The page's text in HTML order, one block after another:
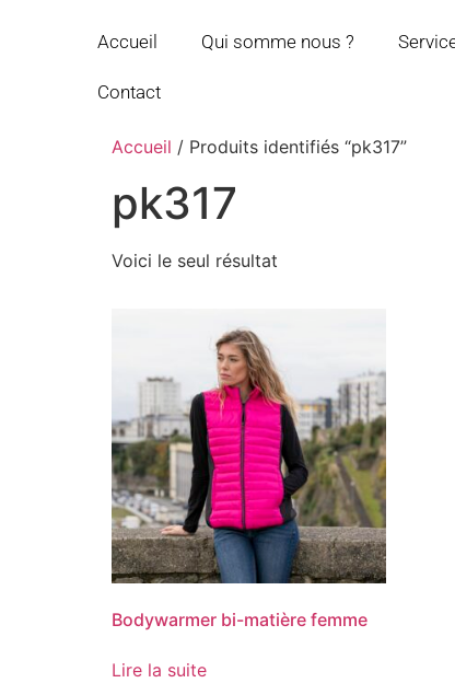
Accueil Qui somme nous ?
Contact
Accueil / Produits identifiés “pk317”
pk317
Voici le seul résultat
Bodywarmer bi-matière femme
Lire la suite